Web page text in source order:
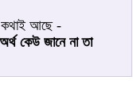
কথাই আছে -
কেউ জানে না তা